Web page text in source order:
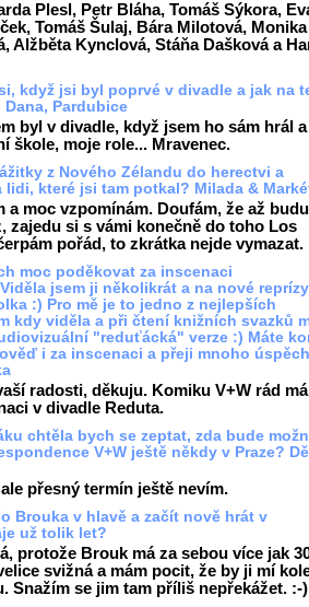
Plesl, Petr Bláha, Tomáš Sýkora,
Tomáš Šulaj, Bára Milotová, Monika
Alžběta Kynclová, Stáňa Dašková a
když jsi byl poprvé v divadle a jak na
Pardubice
byl v divadle, když jsem ho sám hrál
škole, moje role... Mravenec.
z Nového Zélandu do herectvi a
lidi, které jsi tam potkal? Milada &
a moc vzpomínám. Doufám, že až
zajedu si s vámi konečně do toho Los
pořád, to zkrátka nejde vymazat.
moc poděkovat za inscenaci
jsem ji několikrát a na nové
:) Pro mě je to jedno z nejlepších
kdy viděla a při čtení knižních svazků
"reduťácká" verze :) Máte
i za inscenaci a přeji mnoho
radosti, děkuju. Komiku V+W rád
v divadle Reduta.
chtěla bych se zeptat, zda bude
V+W ještě někdy v Praze?
přesný termín ještě nevím.
Brouka v hlavě a začít nově hrát v
už tolik let?
protože Brouk má za sebou více jak
svižná a mám pocit, že by ji mí
Snažím se jim tam příliš nepřekážet. :-)